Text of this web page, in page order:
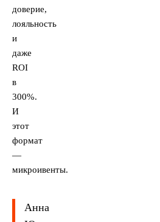
доверие,
лояльность
и
даже
ROI
в
300%.
И
этот
формат
—
микроивенты.
Анна